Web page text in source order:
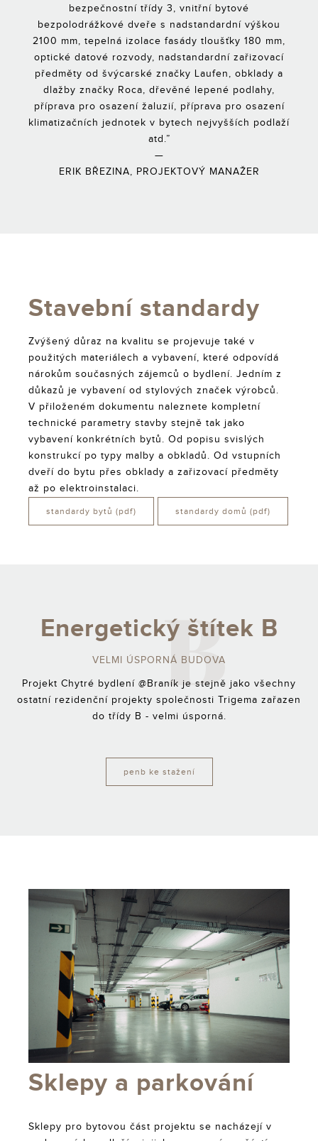
bezpečnostní třídy 3, vnitřní bytové
bezpolodrážkové dveře s nadstandardní výškou
2100 mm, tepelná izolace fasády tloušťky 180 mm,
optické datové rozvody, nadstandardní zařizovací
předměty od švýcarské značky Laufen, obklady a
dlažby značky Roca, dřevěné lepené podlahy,
příprava pro osazení žaluzií, příprava pro osazení
klimatizačních jednotek v bytech nejvyšších podlaží
atd.”
—
ERIK BŘEZINA, PROJEKTOVÝ MANAŽER
Stavební standardy
Zvýšený důraz na kvalitu se projevuje také v
použitých materiálech a vybavení, které odpovídá
nárokům současných zájemců o bydlení. Jedním z
důkazů je vybavení od stylových značek výrobců.
V přiloženém dokumentu naleznete kompletní
technické parametry stavby stejně tak jako
vybavení konkrétních bytů. Od popisu svislých
konstrukcí po typy malby a obkladů. Od vstupních
dveří do bytu přes obklady a zařizovací předměty
až po elektroinstalaci.
standardy bytů (pdf) standardy domů (pdf)
B
Energetický štítek B
VELMI ÚSPORNÁ BUDOVA
Projekt Chytré bydlení @Braník je stejně jako všechny
ostatní rezidenční projekty společnosti Trigema zařazen
do třídy B - velmi úsporná.
penb ke stažení
Sklepy a parkování
Sklepy pro bytovou část projektu se nacházejí v